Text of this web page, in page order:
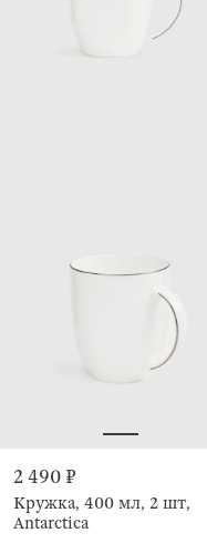
2 490 ₽
Кружка, 400 мл, 2 шт,
Antarctica